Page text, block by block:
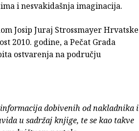
i nesvakidašnja imaginacija.
Josip Juraj Strossmayer Hrvatske
2010. godine, a Pečat Grada
ostvarenja na području
dobivenih od nakladnika i
u sadržaj knjige, te se kao takve